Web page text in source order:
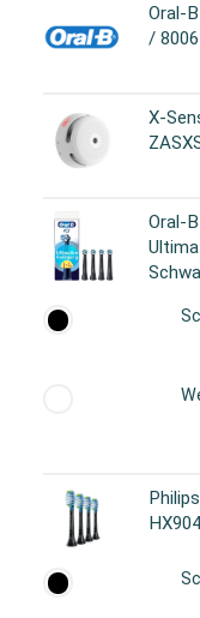
Oral-
/
X-
Oral-